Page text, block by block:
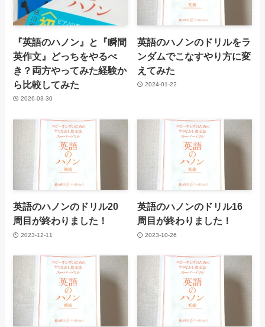
『英語のハノン』と『瞬間
英作文』どっちをやるべ
き？両方やってみた経験か
ら比較してみた
2026-03-30
英語のハノンのドリルをラ
ンダムでこなすやり方に変
えてみた
2024-01-22
英語のハノンのドリル20
周目が終わりました！
2023-12-11
英語のハノンのドリル16
周目が終わりました！
2023-10-26